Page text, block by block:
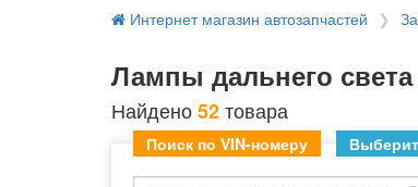
Интернет магазин автозапчастей
Лампы дальнего
Найдено52товара
Поиск по VIN-номеру